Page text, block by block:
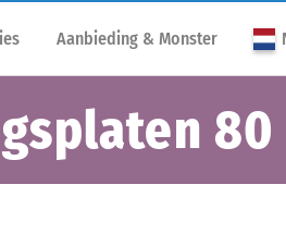
Aanbieding & Monster
80